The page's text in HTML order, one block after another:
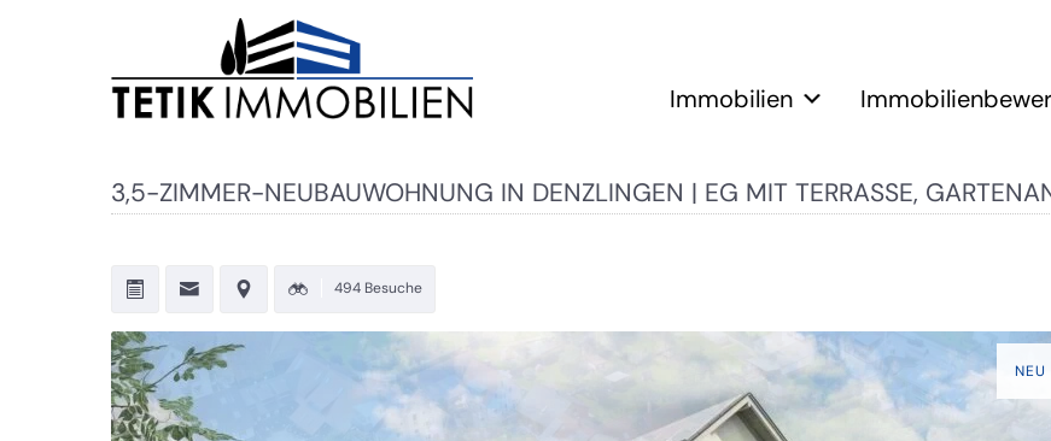
Immobilien
3,5-ZIMMER-NEUBAUWOHNUNG IN DENZLINGEN | EG MIT TERRASSE,
494 Besuche
NEU